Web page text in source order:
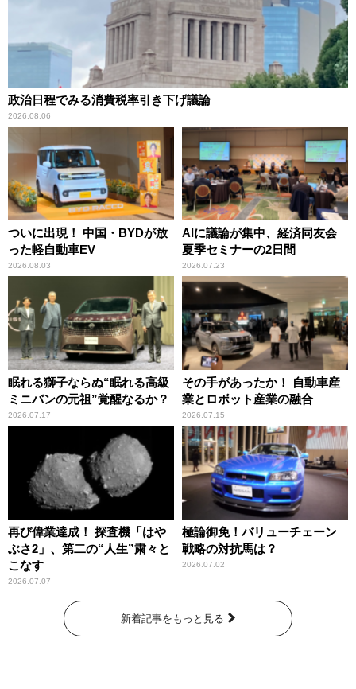
政治日程でみる消費税率引き下げ議論
2026.08.06
ついに出現！ 中国・BYDが放
った軽自動車EV
2026.08.03
AIに議論が集中、経済同友会
夏季セミナーの2日間
2026.07.23
眠れる獅子ならぬ“眠れる高級
ミニバンの元祖”覚醒なるか？
2026.07.17
その手があったか！ 自動車産
業とロボット産業の融合
2026.07.15
再び偉業達成！ 探査機「はや
ぶさ2」、第二の“人生”粛々と
こなす
2026.07.07
極論御免！バリューチェーン
戦略の対抗馬は？
2026.07.02
新着記事をもっと見る